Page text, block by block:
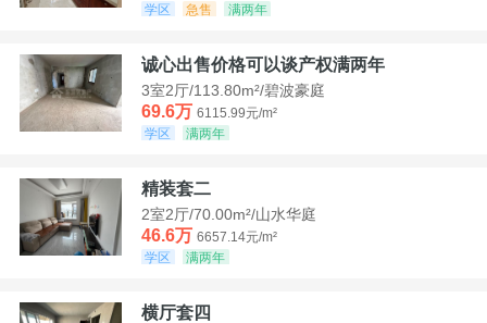
学区
急售 满两年
诚心出售价格可以谈产权满两年
3室2厅/113.80m²/碧波豪庭
69.6万 6115.99元/m²
学区
满两年
精装套二
2室2厅/70.00m²/山水华庭
46.6万 6657.14元/m²
学区
满两年
横厅套四